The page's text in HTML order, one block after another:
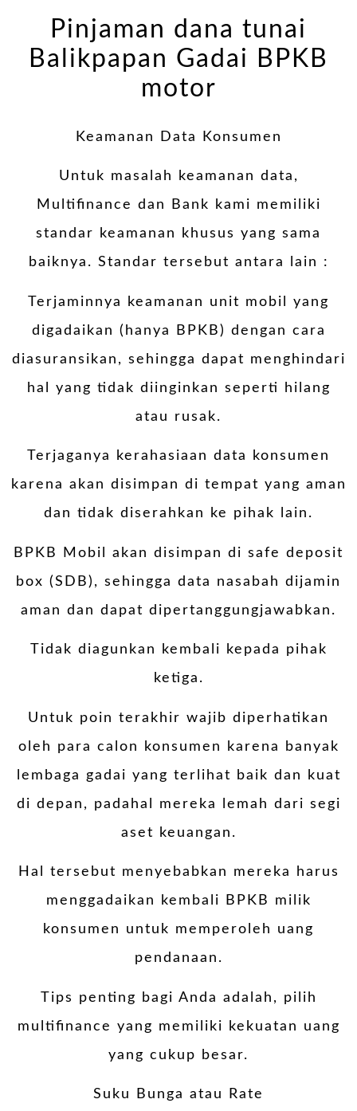
Pinjaman dana tunai
Balikpapan Gadai BPKB
motor
Keamanan Data Konsumen
Untuk masalah keamanan data,
Multifinance dan Bank kami memiliki
standar keamanan khusus yang sama
baiknya. Standar tersebut antara lain :
Terjaminnya keamanan unit mobil yang
digadaikan (hanya BPKB) dengan cara
diasuransikan, sehingga dapat menghindari
hal yang tidak diinginkan seperti hilang
atau rusak.
Terjaganya kerahasiaan data konsumen
karena akan disimpan di tempat yang aman
dan tidak diserahkan ke pihak lain.
BPKB Mobil akan disimpan di safe deposit
box (SDB), sehingga data nasabah dijamin
aman dan dapat dipertanggungjawabkan.
Tidak diagunkan kembali kepada pihak
ketiga.
Untuk poin terakhir wajib diperhatikan
oleh para calon konsumen karena banyak
lembaga gadai yang terlihat baik dan kuat
di depan, padahal mereka lemah dari segi
aset keuangan.
Hal tersebut menyebabkan mereka harus
menggadaikan kembali BPKB milik
konsumen untuk memperoleh uang
pendanaan.
Tips penting bagi Anda adalah, pilih
multifinance yang memiliki kekuatan uang
yang cukup besar.
Suku Bunga atau Rate